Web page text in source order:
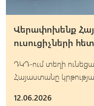
Վերափոխենք
ուսուցիչների
ԴԿԴ-ում տեղի
Հայաստանը
12.06.2026